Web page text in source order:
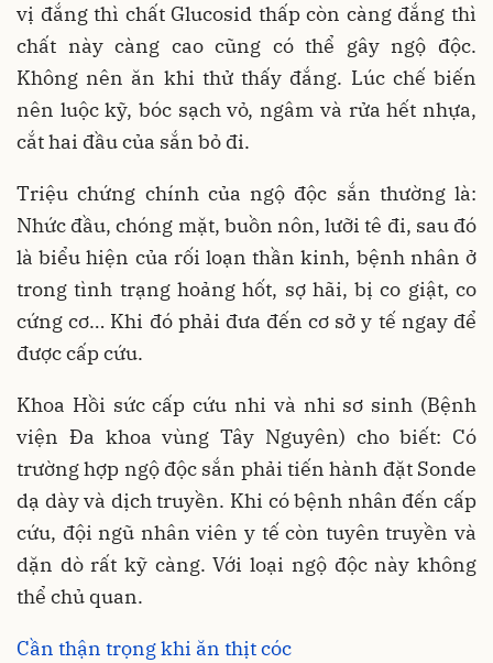
vị đắng thì chất Glucosid thấp còn càng đắng thì
chất này càng cao cũng có thể gây ngộ độc.
Không nên ăn khi thử thấy đắng. Lúc chế biến
nên luộc kỹ, bóc sạch vỏ, ngâm và rửa hết nhựa,
cắt hai đầu của sắn bỏ đi.
Triệu chứng chính của ngộ độc sắn thường là:
Nhức đầu, chóng mặt, buồn nôn, lưỡi tê đi, sau đó
là biểu hiện của rối loạn thần kinh, bệnh nhân ở
trong tình trạng hoảng hốt, sợ hãi, bị co giật, co
cứng cơ… Khi đó phải đưa đến cơ sở y tế ngay để
được cấp cứu.
Khoa Hồi sức cấp cứu nhi và nhi sơ sinh (Bệnh
viện Đa khoa vùng Tây Nguyên) cho biết: Có
trường hợp ngộ độc sắn phải tiến hành đặt Sonde
dạ dày và dịch truyền. Khi có bệnh nhân đến cấp
cứu, đội ngũ nhân viên y tế còn tuyên truyền và
dặn dò rất kỹ càng. Với loại ngộ độc này không
thể chủ quan.
Cần thận trọng khi ăn thịt cóc